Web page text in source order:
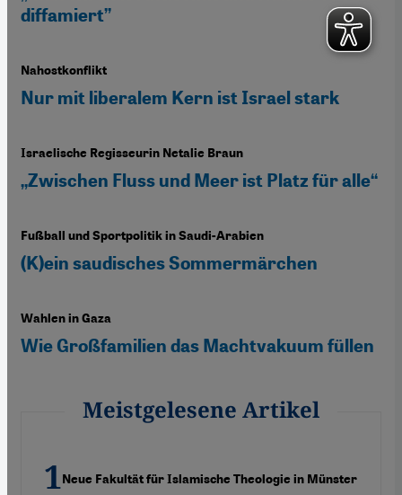
diffamiert”
Nahostkonflikt
Nur mit liberalem Kern ist Israel stark
Israelische Regisseurin Netalie Braun
„Zwischen Fluss und Meer ist Platz für alle“
Fußball und Sportpolitik in Saudi-Arabien
(K)ein saudisches Sommermärchen
Wahlen in Gaza
Wie Großfamilien das Machtvakuum füllen
Meistgelesene Artikel
Neue Fakultät für Islamische Theologie in Münster